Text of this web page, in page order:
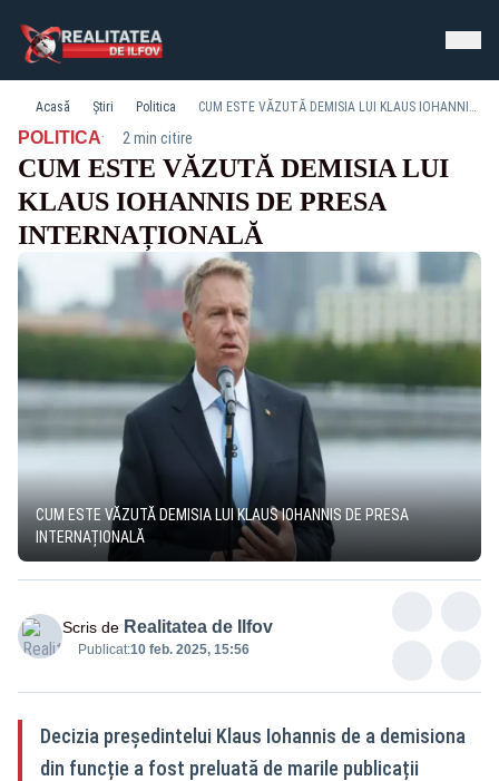
Acasă Știri Politica CUM ESTE VĂZUTĂ DEMISIA LUI KLAUS IOHANNIS DE PRESA INTERNAȚIONALĂ
POLITICA· 2 min citire
CUM ESTE VĂZUTĂ DEMISIA LUI
KLAUS IOHANNIS DE PRESA
INTERNAȚIONALĂ
CUM ESTE VĂZUTĂ DEMISIA LUI KLAUS IOHANNIS DE PRESA
INTERNAȚIONALĂ
Scris de Realitatea de Ilfov
Publicat:10 feb. 2025, 15:56
Decizia președintelui Klaus Iohannis de a demisiona
din funcție a fost preluată de marile publicații